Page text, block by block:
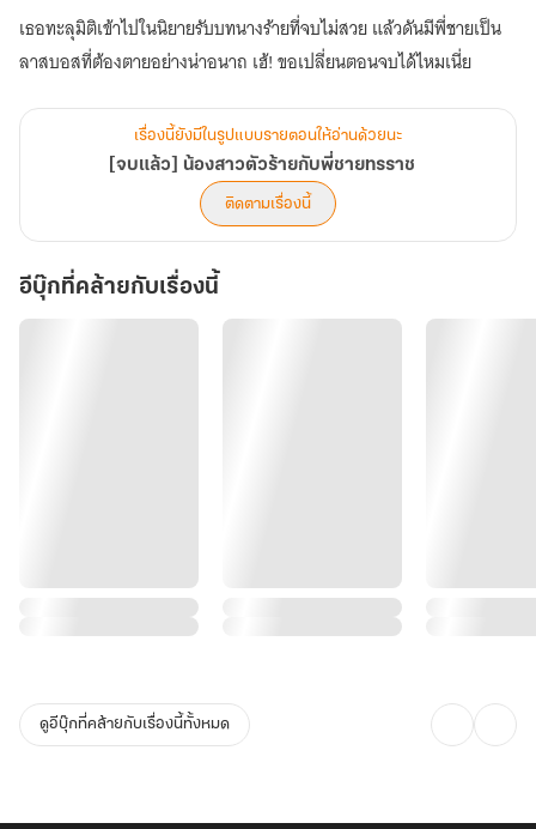
ร้าย
กับ
พี่
ทรราช
เธอทะลุมิติเข้าไปในนิยายรับบทนางร้ายที่จบไม่สวย แล้วดันมีพี่ชายเป็น
ลาสบอสที่ต้องตายอย่างน่าอนาถ เฮ้! ขอเปลี่ยนตอนจบได้ไหมเนี่ย
เรื่องนี้ยังมีในรูปแบบรายตอนให้อ่านด้วยนะ
[จบแล้ว] น้องสาวตัวร้ายกับพี่ชายทรราช
ติดตามเรื่องนี้
อีบุ๊กที่คล้ายกับเรื่องนี้
ดูอีบุ๊กที่คล้ายกับเรื่องนี้ทั้งหมด